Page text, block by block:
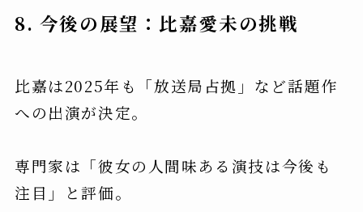
8. 今後の展望：比嘉愛未の挑戦
比嘉は2025年も「放送局占拠」など話題作
への出演が決定。
専門家は「彼女の人間味ある演技は今後も
注目」と評価。